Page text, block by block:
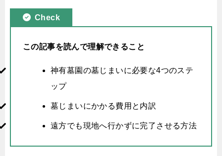
Check
この記事を読んで理解できること
神有墓園の墓じまいに必要な4つのステ
ップ
墓じまいにかかる費用と内訳
遠方でも現地へ行かずに完了させる方法